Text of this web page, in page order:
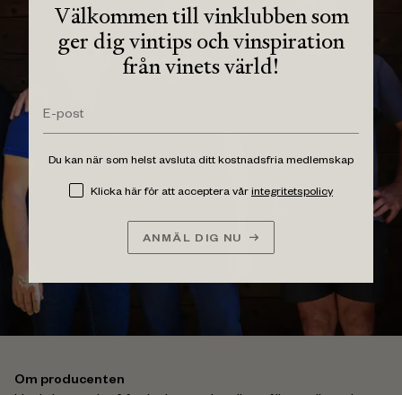
Välkommen till vinklubben som
ger dig vintips och vinspiration
från vinets värld!
Du kan när som helst avsluta ditt kostnadsfria medlemskap
Klicka här för att acceptera vår integritetspolicy
ANMÄL DIG NU
Om producenten